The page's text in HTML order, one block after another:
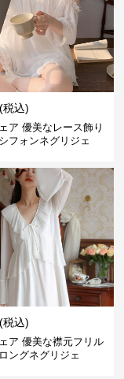
(税込)
ア 優美なレース飾り
フォンネグリジェ
(税込)
ア 優美な襟元フリル
ングネグリジェ